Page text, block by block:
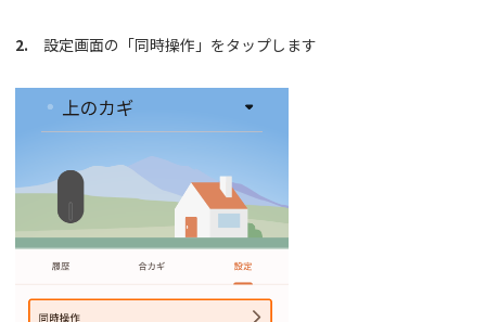
2. 設定画面の「同時操作」をタップします